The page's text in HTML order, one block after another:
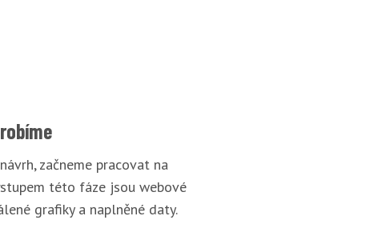
začneme pracovat na
této fáze jsou webové
grafiky a naplněné daty.